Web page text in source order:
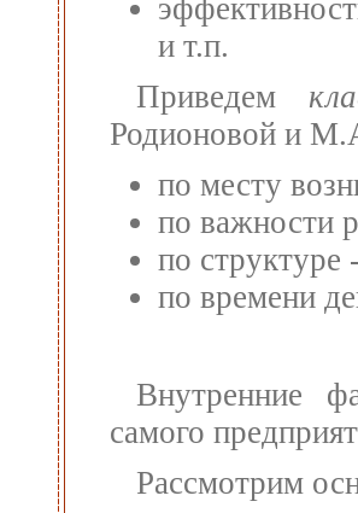
и т.п.
Приведем
Родионовой и
по месту
по важности
по
по времени
Внутренние
самого
Рассмотрим